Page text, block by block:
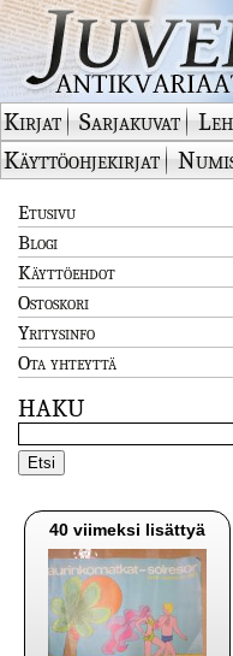
Kirjat Sarjakuvat
Käyttöohjekirjat
Etusivu
Blogi
Käyttöehdot
Ostoskori
Yritysinfo
Ota yhteyttä
HAKU
40 viimeksi lisättyä